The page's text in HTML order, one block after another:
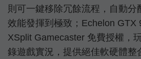
則可一鍵移除冗餘流程，自動分
效能發揮到極致；Echelon GTX
XSplit Gamecaster 免費授權，
錄遊戲實況，提供絕佳軟硬體整